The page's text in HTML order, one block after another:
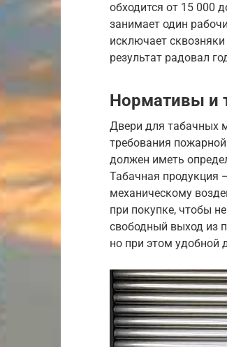
обходится от 15 000
занимает один
исключает
результат радовал
Нормативы и
Двери для табачных
требования
должен иметь
Табачная продукция
механическому
при покупке, чтобы
свободный выход из
но при этом удобной